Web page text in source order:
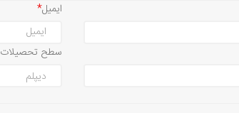
ایمیل
سطح تحصیلات